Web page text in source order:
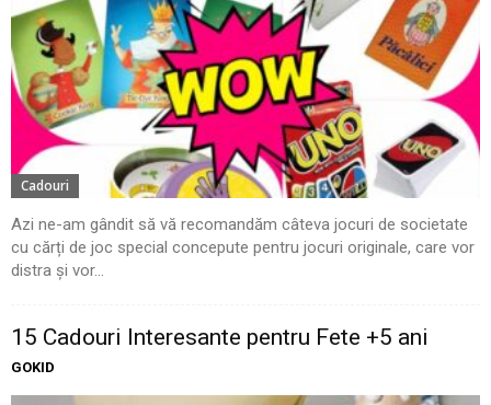
Cadouri
Azi ne-am gândit să vă recomandăm câteva jocuri de societate
cu cărți de joc special concepute pentru jocuri originale, care vor
distra și vor...
15 Cadouri Interesante pentru Fete +5 ani
GOKID